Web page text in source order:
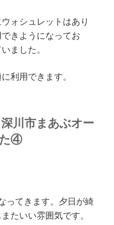
ォシュレットはあり
きようになってお
ました。
利用できます。
川市まあぶオー
た④
ってきます。夕日が綺
たいい雰囲気です。